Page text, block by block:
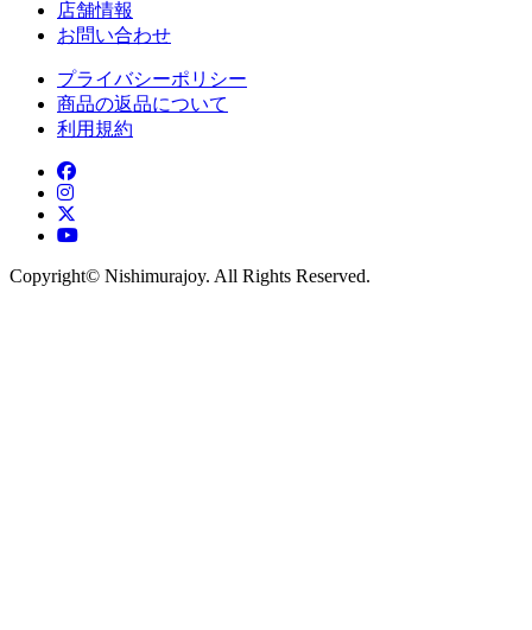
店舗情報
お問い合わせ
プライバシーポリシー
商品の返品について
利用規約
Copyright©︎ Nishimurajoy. All Rights Reserved.